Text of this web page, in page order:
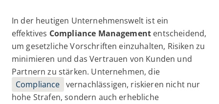
In der heutigen Unternehmenswelt ist ein
effektives Compliance Management entscheidend,
um gesetzliche Vorschriften einzuhalten, Risiken zu
minimieren und das Vertrauen von Kunden und
Partnern zu stärken. Unternehmen, die
Compliance vernachlässigen, riskieren nicht nur
hohe Strafen, sondern auch erhebliche